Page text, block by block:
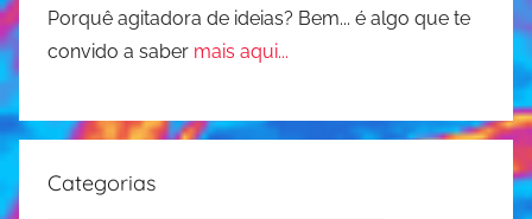
Porquê agitadora de ideias? Bem... é algo que te
convido a saber mais aqui...
Categorias